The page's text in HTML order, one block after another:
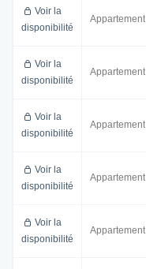
Voir la
disponibilité
Appartement
Voir la
disponibilité
Appartement
Voir la
disponibilité
Appartement
Voir la
disponibilité
Appartement
Voir la
disponibilité
Appartement